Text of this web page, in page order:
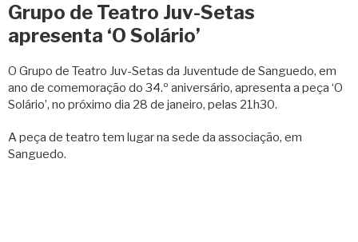
Grupo de Teatro Juv-Setas
apresenta ‘O Solário’
O Grupo de Teatro Juv-Setas da Juventude de Sanguedo, em
ano de comemoração do 34.º aniversário, apresenta a peça ‘O
Solário’, no próximo dia 28 de janeiro, pelas 21h30.
A peça de teatro tem lugar na sede da associação, em
Sanguedo.